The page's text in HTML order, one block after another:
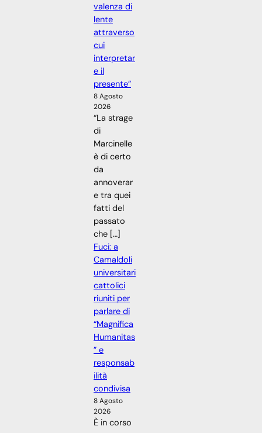
valenza di
lente
attraverso
cui
interpretar
e il
presente”
8 Agosto
2026
“La strage
di
Marcinelle
è di certo
da
annoverar
e tra quei
fatti del
passato
che […]
Fuci: a
Camaldoli
universitari
cattolici
riuniti per
parlare di
“Magnifica
Humanitas
” e
responsab
ilità
condivisa
8 Agosto
2026
È in corso